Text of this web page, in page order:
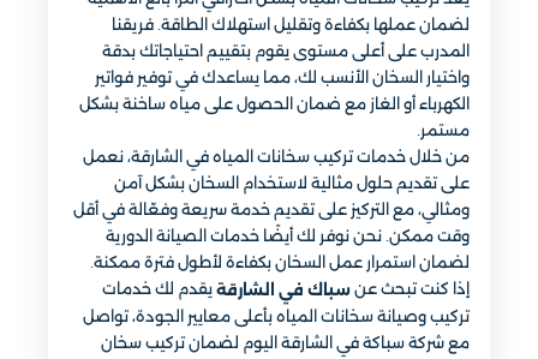
لضمان عملها بكفاءة وتقليل استهلاك الطاقة. فريقنا
المدرب على أعلى مستوى يقوم بتقييم احتياجاتك بدقة
واختيار السخان الأنسب لك، مما يساعدك في توفير فواتير
الكهرباء أو الغاز مع ضمان الحصول على مياه ساخنة بشكل
مستمر.
من خلال خدمات تركيب سخانات المياه في الشارقة، نعمل
على تقديم حلول مثالية لاستخدام السخان بشكل آمن
ومثالي، مع التركيز على تقديم خدمة سريعة وفعّالة في أقل
وقت ممكن. نحن نوفر لك أيضًا خدمات الصيانة الدورية
لضمان استمرار عمل السخان بكفاءة لأطول فترة ممكنة.
إذا كنت تبحث عن سباك في الشارقة يقدم لك خدمات
تركيب وصيانة سخانات المياه بأعلى معايير الجودة، تواصل
مع شركة سباكة في الشارقة اليوم لضمان تركيب سخان